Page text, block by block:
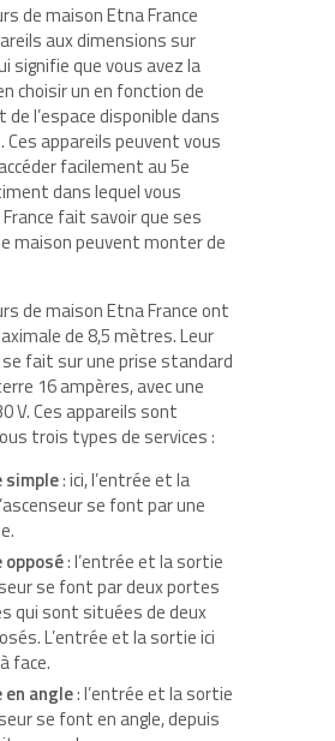
de maison Etna France
aux dimensions sur
signifie que vous avez la
choisir un en fonction de
l’espace disponible dans
appareils peuvent vous
facilement au 5e
dans lequel vous
fait savoir que ses
maison peuvent monter de
de maison Etna France ont
de 8,5 mètres. Leur
fait sur une prise standard
16 ampères, avec une
V. Ces appareils sont
trois types de services :
simple: ici, l’entrée et la
se font par une
opposé: l’entrée et la sortie
se font par deux portes
qui sont situées de deux
L’entrée et la sortie ici
face.
en angle: l’entrée et la sortie
se font en angle, depuis